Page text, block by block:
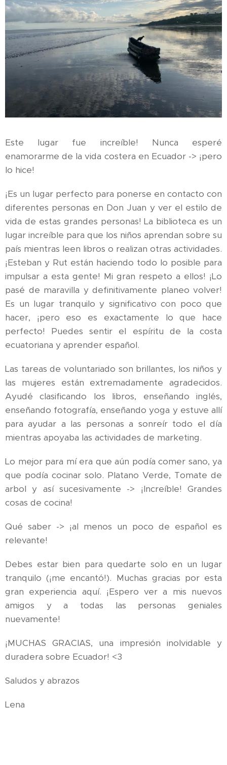
Este lugar fue increíble! Nunca esperé
enamorarme de la vida costera en Ecuador -> ¡pero
lo hice!
¡Es un lugar perfecto para ponerse en contacto con
diferentes personas en Don Juan y ver el estilo de
vida de estas grandes personas! La biblioteca es un
lugar increíble para que los niños aprendan sobre su
país mientras leen libros o realizan otras actividades.
¡Esteban y Rut están haciendo todo lo posible para
impulsar a esta gente! Mi gran respeto a ellos! ¡Lo
pasé de maravilla y definitivamente planeo volver!
Es un lugar tranquilo y significativo con poco que
hacer, ¡pero eso es exactamente lo que hace
perfecto! Puedes sentir el espíritu de la costa
ecuatoriana y aprender español.
Las tareas de voluntariado son brillantes, los niños y
las mujeres están extremadamente agradecidos.
Ayudé clasificando los libros, enseñando inglés,
enseñando fotografía, enseñando yoga y estuve allí
para ayudar a las personas a sonreír todo el día
mientras apoyaba las actividades de marketing.
Lo mejor para mí era que aún podía comer sano, ya
que podía cocinar solo. Platano Verde, Tomate de
arbol y así sucesivamente -> ¡Increíble! Grandes
cosas de cocina!
Qué saber -> ¡al menos un poco de español es
relevante!
Debes estar bien para quedarte solo en un lugar
tranquilo (¡me encantó!). Muchas gracias por esta
gran experiencia aquí. ¡Espero ver a mis nuevos
amigos y a todas las personas geniales
nuevamente!
¡MUCHAS GRACIAS, una impresión inolvidable y
duradera sobre Ecuador! <3
Saludos y abrazos
Lena